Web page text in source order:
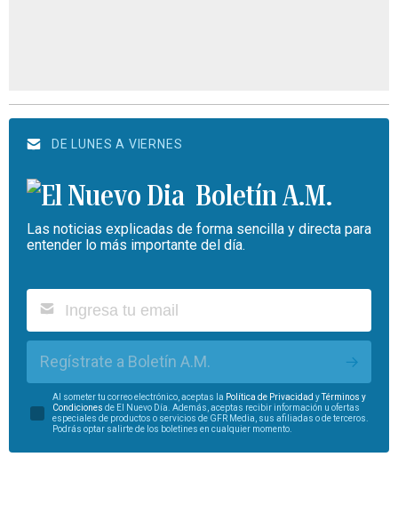
DE LUNES A VIERNES
Boletín A.M.
Las noticias explicadas de forma sencilla y directa para
entender lo más importante del día.
Regístrate a Boletín A.M.
Al someter tu correo electrónico, aceptas la Política de Privacidad yTérminos y
Condiciones de El Nuevo Día. Además, aceptas recibir información u ofertas
especiales de productos o servicios de GFR Media, sus afiliadas o de terceros.
Podrás optar salirte de los boletines en cualquier momento.